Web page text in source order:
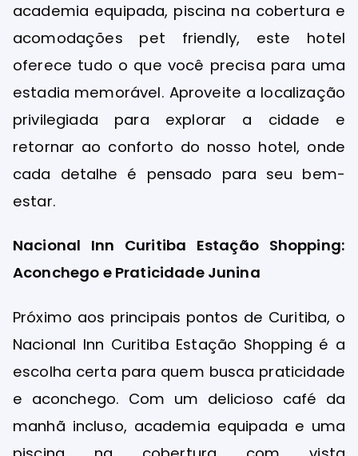
academia equipada, piscina na cobertura e
acomodações pet friendly, este hotel
oferece tudo o que você precisa para uma
estadia memorável. Aproveite a localização
privilegiada para explorar a cidade e
retornar ao conforto do nosso hotel, onde
cada detalhe é pensado para seu bem-
estar.
Nacional Inn Curitiba Estação Shopping:
Aconchego e Praticidade Junina
Próximo aos principais pontos de Curitiba, o
Nacional Inn Curitiba Estação Shopping é a
escolha certa para quem busca praticidade
e aconchego. Com um delicioso café da
manhã incluso, academia equipada e uma